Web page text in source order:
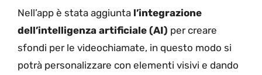
Nell’app è stata aggiunta l’integrazione
dell’intelligenza artificiale (AI) per creare
sfondi per le videochiamate, in questo modo si
potrà personalizzare con elementi visivi e dando